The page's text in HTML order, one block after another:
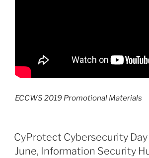
ECCWS 2019 Promotional Materials
CyProtect Cybersecurity
June, Information Security